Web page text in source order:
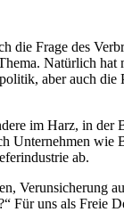
die Frage des
Natürlich
aber auch
im Harz, in
Unternehmen
ab.
uns als Freie